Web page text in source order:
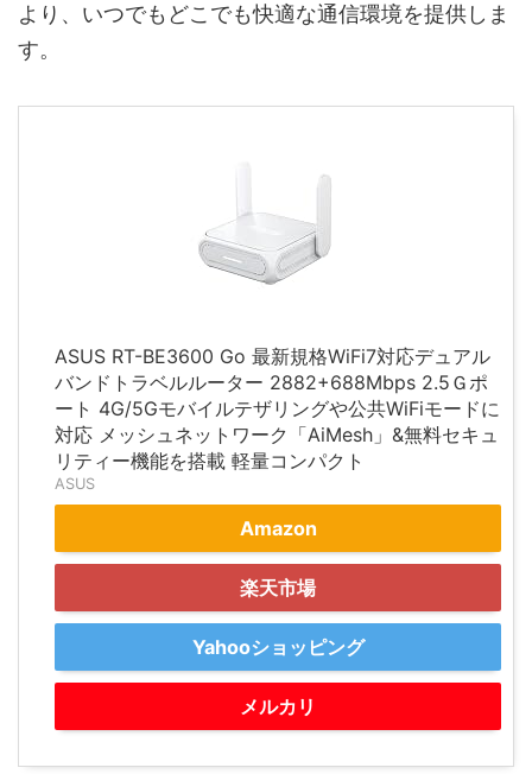
より、いつでもどこでも快適な通信環境を提供しま
す。
ASUS RT-BE3600 Go 最新規格WiFi7対応デュアル
バンドトラベルルーター 2882+688Mbps 2.5Ｇポ
ート 4G/5Gモバイルテザリングや公共WiFiモードに
対応 メッシュネットワーク「AiMesh」&無料セキュ
リティー機能を搭載 軽量コンパクト
ASUS
Amazon
楽天市場
Yahooショッピング
メルカリ